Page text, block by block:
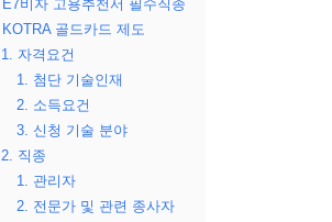
E7비자 고용추천서 필수직종
KOTRA 골드카드 제도
1. 자격요건
1. 첨단 기술인재
2. 소득요건
3. 신청 기술 분야
2. 직종
1. 관리자
2. 전문가 및 관련 종사자